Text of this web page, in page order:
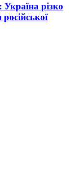
Україна різко